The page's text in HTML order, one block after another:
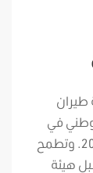
طيران
في
سوق الطيران السعودية في أواخر العام 2012. وتطمح
هيئة